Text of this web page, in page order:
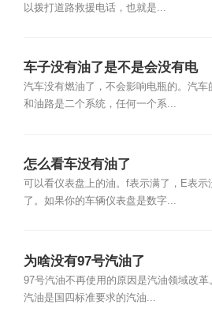
以拨打道路救援电话，也就是...
车子没有油了是不是会没有电
汽车没有燃油了，不会影响电瓶的。汽车
和油路是二个系统，任何一个系...
怎么看车没有油了
可以看仪表盘上的油。f表示满了，E表示
了。如果你的车辆仪表盘是数字...
为啥没有97号汽油了
97号汽油不再使用的原因是汽油领域改革
汽油是国四标准要求的汽油...